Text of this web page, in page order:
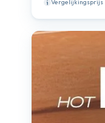
Vergelijkingsprijs